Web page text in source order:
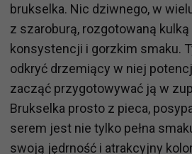
brukselka. Nic dziwnego, w
z szaroburą, rozgotowaną
konsystencji i gorzkim smaku.
odkryć drzemiący w niej
zacząć przygotowywać ją w
Brukselka prosto z pieca,
serem jest nie tylko pełna
swoją jędrność i atrakcyjny